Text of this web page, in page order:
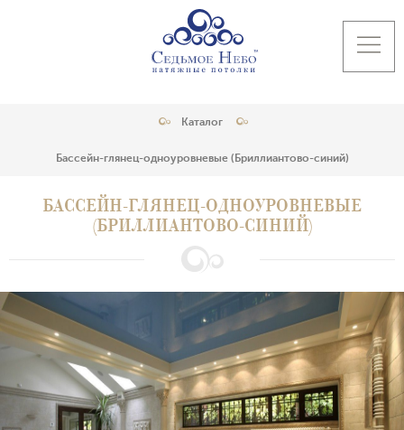
Каталог
Бассейн-глянец-одноуровневые (Бриллиантово-синий)
БАССЕЙН-ГЛЯНЕЦ-ОДНОУРОВНЕВЫЕ
(БРИЛЛИАНТОВО-СИНИЙ)